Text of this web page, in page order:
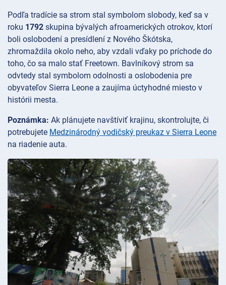
Podľa tradície sa strom stal symbolom slobody, keď sa v
roku 1792 skupina bývalých afroamerických otrokov, ktorí
boli oslobodení a presídlení z Nového Škótska,
zhromaždila okolo neho, aby vzdali vďaky po príchode do
toho, čo sa malo stať Freetown. Bavlníkový strom sa
odvtedy stal symbolom odolnosti a oslobodenia pre
obyvateľov Sierra Leone a zaujíma úctyhodné miesto v
histórii mesta.
Poznámka: Ak plánujete navštíviť krajinu, skontrolujte, či
potrebujete Medzinárodný vodičský preukaz v Sierra Leone
na riadenie auta.